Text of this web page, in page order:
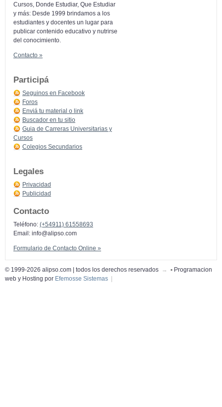
Cursos, Donde Estudiar, Que Estudiar
y más: Desde 1999 brindamos a los
estudiantes y docentes un lugar para
publicar contenido educativo y nutrirse
del conocimiento.
Contacto »
Participá
Seguinos en Facebook
Foros
Enviá tu material o link
Buscador en tu sitio
Guia de Carreras Universitarias y
Cursos
Colegios Secundarios
Legales
Privacidad
Publicidad
Contacto
Teléfono: (+54911) 61558693
Email: info@alipso.com
Formulario de Contacto Online »
© 1999-2026 alipso.com | todos los derechos reservados → • Programacion
web y Hosting por Efemosse Sistemas |